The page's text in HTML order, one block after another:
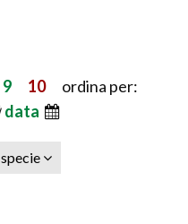
9 10ordina per:
data
specie